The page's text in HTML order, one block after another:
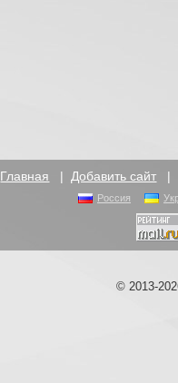
Главная | Добавить сайт |
Россия
© 2013-